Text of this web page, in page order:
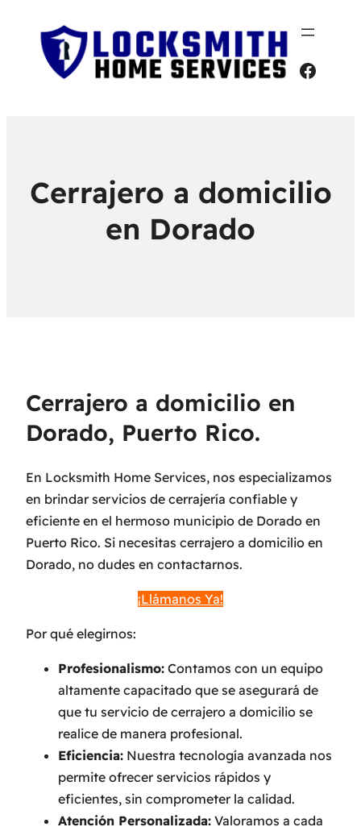
Cerrajero a domicilio
en Dorado
Cerrajero a domicilio en
Dorado, Puerto Rico.
En Locksmith Home Services, nos especializamos
en brindar servicios de cerrajería confiable y
eficiente en el hermoso municipio de Dorado en
Puerto Rico. Si necesitas cerrajero a domicilio en
Dorado, no dudes en contactarnos.
¡Llámanos Ya!
Por qué elegirnos:
Profesionalismo: Contamos con un equipo
altamente capacitado que se asegurará de
que tu servicio de cerrajero a domicilio se
realice de manera profesional.
Eficiencia: Nuestra tecnología avanzada nos
permite ofrecer servicios rápidos y
eficientes, sin comprometer la calidad.
Atención Personalizada: Valoramos a cada